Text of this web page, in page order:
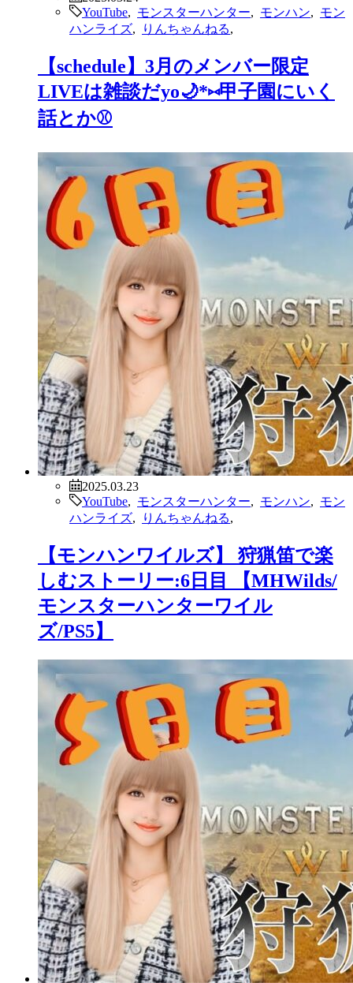
YouTube
モンスターハンター モンハン
モン
ハンライズ
りんちゃんねる
【schedule】3月のメンバー限定
LIVEは雑談だyo🌙*⑅甲子園にいく
話とか⚾️
2025.03.23
YouTube
モンスターハンター モンハン
モン
ハンライズ
りんちゃんねる
【モンハンワイルズ】 狩猟笛で楽
しむストーリー:6日目 【MHWilds/
モンスターハンターワイル
ズ/PS5】